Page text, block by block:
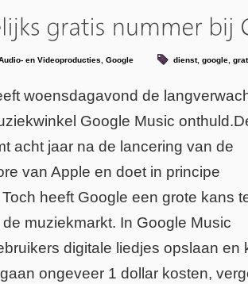
en Videoproducties Google dienst, google,
woensdagavond de
Google Music
acht jaar na de lancering van de
van Apple en doet in principe
heeft Google een grote kans
muziekmarkt. In Google Music
digitale liedjes opslaan en
ongeveer 1 dollar kosten,